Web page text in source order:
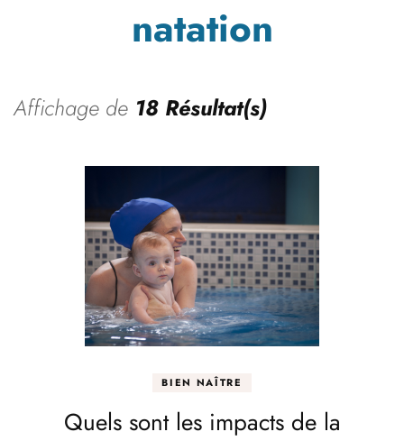
natation
Affichage de 18 Résultat(s)
BIEN NAÎTRE
Quels sont les impacts de la